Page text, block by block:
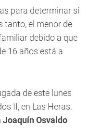
para determinar si
tanto, el menor de
debido a que
16 años está a
de este lunes
II, en Las Heras.
Osvaldo